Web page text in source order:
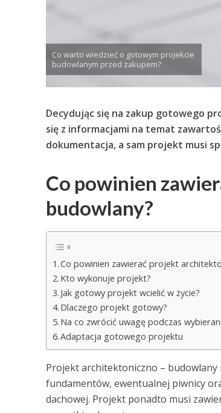
Co warto wiedzieć o gotowym projekcie
budowlanym przed zakupem?
Decydując się na zakup gotowego
się z informacjami na temat
dokumentacja, a sam projekt musi
Co powinien
budowlany?
Co powinien zawierać projekt
Kto wykonuje projekt?
Jak gotowy projekt wcielić w życie?
Dlaczego projekt gotowy?
Na co zwrócić uwagę podczas
Adaptacja gotowego projektu
Projekt architektoniczno –
fundamentów, ewentualnej piwnicy
dachowej. Projekt ponadto musi